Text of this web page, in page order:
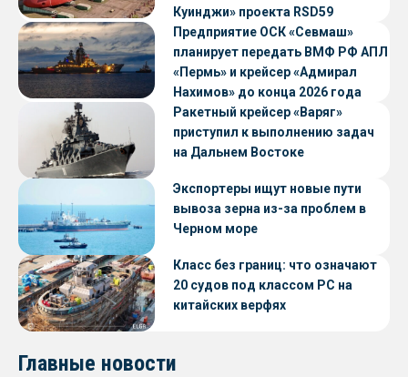
Куинджи» проекта RSD59
Предприятие ОСК «Севмаш»
планирует передать ВМФ РФ АПЛ
«Пермь» и крейсер «Адмирал
Нахимов» до конца 2026 года
Ракетный крейсер «Варяг»
приступил к выполнению задач
на Дальнем Востоке
Экспортеры ищут новые пути
вывоза зерна из-за проблем в
Черном море
Класс без границ: что означают
20 судов под классом РС на
китайских верфях
Главные новости